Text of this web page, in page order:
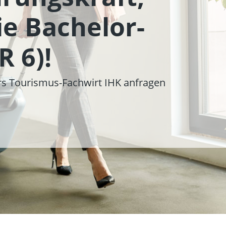
Bachelor-
6)!
Tourismus-Fachwirt IHK anfragen
Beratung
und wo du
Touristik-Fachkraft anfordern